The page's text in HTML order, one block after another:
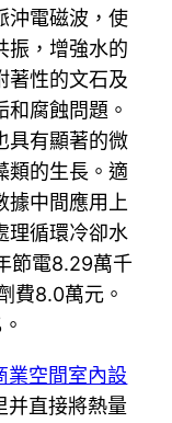
沖電磁波，使
振，增強水的
著性的文石及
腐蝕問題。
具有顯著的微
類的生長。適
據中間應用上
理循環冷卻水
節電8.29萬千
費8.0萬元。
業空間室內設
并直接將熱量